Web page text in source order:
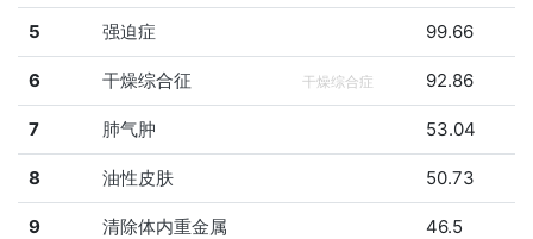
5 强迫症 99.66
6 干燥综合征 干燥综合症 92.86
7 肺气肿 53.04
8 油性皮肤 50.73
9 清除体内重金属 46.5